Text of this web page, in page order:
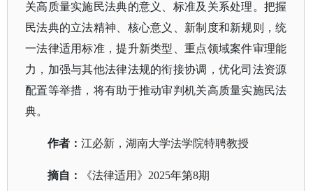
关高质量实施民法典的意义、标准及关系处理。把握
民法典的立法精神、核心意义、新制度和新规则，统
一法律适用标准，提升新类型、重点领域案件审理能
力，加强与其他法律法规的衔接协调，优化司法资源
配置等举措，将有助于推动审判机关高质量实施民法
典。
作者： 江必新，湖南大学法学院特聘教授
摘自： 《法律适用》 2025年第8期